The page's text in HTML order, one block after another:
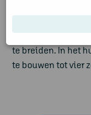
anders in te
te verwachten
systeem is
te breiden. In het
te bouwen tot vier